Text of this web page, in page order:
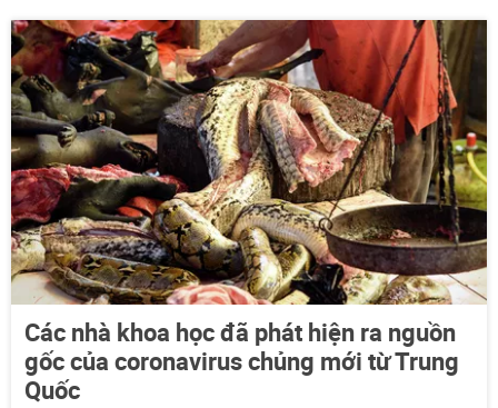
Các nhà khoa học đã phát hiện ra nguồn
gốc của coronavirus chủng mới từ Trung
Quốc